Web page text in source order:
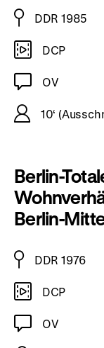
DDR 1985
DCP
OV
10‘
Berlin-
Berlin-
DDR 1976
DCP
OV